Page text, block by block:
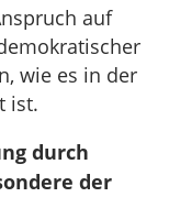
auf
wie es in der
ist.
durch
der